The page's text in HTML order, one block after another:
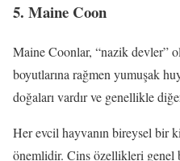
5. Maine Coon
Maine Coonlar, “nazik devler”
boyutlarına rağmen yumuşak
doğaları vardır ve genellikle
Her evcil hayvanın bireysel bir
önemlidir. Cins özellikleri